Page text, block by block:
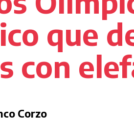
que
con
Corzo